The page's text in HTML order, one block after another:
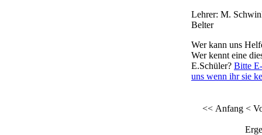
Lehrer: M.
Belter
Wer kann uns
Wer kennt eine
E.Schüler? Bitte
uns wenn ihr sie
<< Anfang <